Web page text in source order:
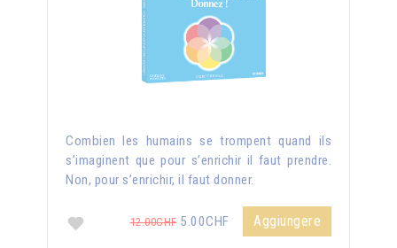
Combien les humains se trompent quand ils
s’imaginent que pour s’enrichir il faut prendre.
Non, pour s’enrichir, il faut donner.
12.00CHF5.00CHF Aggiungere